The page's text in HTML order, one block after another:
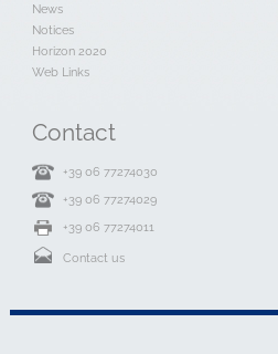
News
Notices
Horizon 2020
Web Links
Contact
+39 06 77274030
+39 06 77274029
+39 06 77274011
Contact us